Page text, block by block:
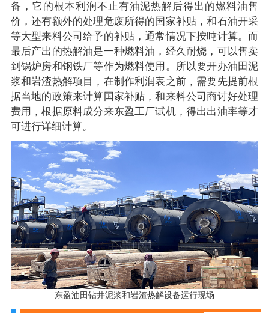
备，它的根本利润不止有油泥热解后得出的燃料油售
价，还有额外的处理危废所得的国家补贴，和石油开采
等大型来料公司给予的补贴，通常情况下按吨计算。而
最后产出的热解油是一种燃料油，经久耐烧，可以售卖
到锅炉房和钢铁厂等作为燃料使用。所以要开办油田泥
浆和岩渣热解项目，在制作利润表之前，需要先提前根
据当地的政策来计算国家补贴，和来料公司商讨好处理
费用，根据原料成分来东盈工厂试机，得出出油率等才
可进行详细计算。
东盈油田钻井泥浆和岩渣热解设备运行现场